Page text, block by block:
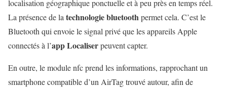
localisation géographique ponctuelle et à peu près en temps réel.
La présence de latechnologie bluetoothpermet cela. C’est le
Bluetooth qui envoie le signal privé que les appareils Apple
connectés à l’app Localiserpeuvent capter.
En outre, le module nfc prend les informations, rapprochant un
smartphone compatible d’un AirTag trouvé autour, afin de